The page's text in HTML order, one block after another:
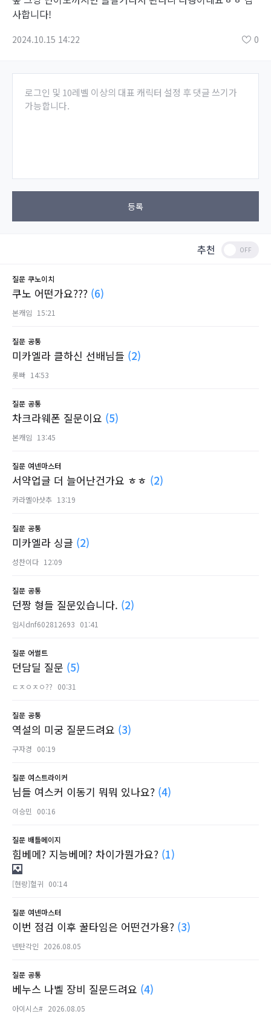
사합니다!
2024.10.15 14:22 0
로그인 및 10레벨 이상의 대표 캐릭터 설정 후 댓글 쓰기가
가능합니다.
등록
추천
질문 쿠노이치
쿠노 어떤가요??? (6)
본캐임 15:21
질문 공통
미카엘라 클하신 선배님들 (2)
롯빠 14:53
질문 공통
차크라웨폰 질문이요 (5)
본캐임 13:45
질문 여넨마스터
서약업글 더 늘어난건가요 ㅎㅎ (2)
카라멜아샷추 13:19
질문 공통
미카엘라 싱글 (2)
성찬이다 12:09
질문 공통
던짱 형들 질문있습니다. (2)
임시dnf602812693 01:41
질문 어썰트
던담딜 질문 (5)
ㄷㅈㅇㅈㅇ?? 00:31
질문 공통
역설의 미궁 질문드려요 (3)
구자경 00:19
질문 여스트라이커
님들 여스커 이동기 뭐뭐 있나요? (4)
이승민 00:16
질문 배틀메이지
힘베메? 지능베메? 차이가뭔가요? (1)
[현랑]혈귀 00:14
질문 여넨마스터
이번 점검 이후 꿀타임은 어떤건가용? (3)
넨탄각인 2026.08.05
질문 공통
베누스 나벨 장비 질문드려요 (4)
아이시스# 2026.08.05